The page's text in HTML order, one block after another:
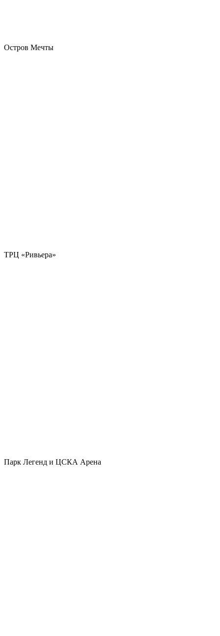
Остров Мечты
ТРЦ «Ривьера»
Парк Легенд и ЦСКА Арена